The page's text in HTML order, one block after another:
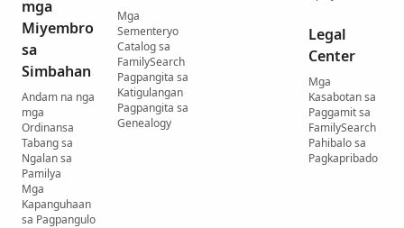
mga
Miyembro
sa
Simbahan
Andam na nga
mga
Ordinansa
Tabang sa
Ngalan sa
Pamilya
Mga
Kapanguhaan
sa Pagpangulo
Mga
Sementeryo
Catalog sa
FamilySearch
Pagpangita sa
Katigulangan
Pagpangita sa
Genealogy
Legal
Center
Mga
Kasabotan sa
Paggamit sa
FamilySearch
Pahibalo sa
Pagkapribado